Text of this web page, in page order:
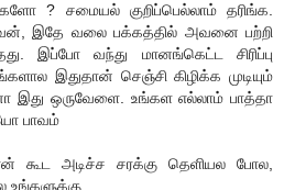
? சமையல் குறிப்பெல்லாம் தரிங்க.
இதே வலை பக்கத்தில் அவனை பற்றி
இப்போ வந்து மானங்கெட்ட சிரிப்பு
இதுதான் செஞ்சி கிழிக்க முடியும்
இது ஒருவேளை. உங்கள எல்லாம் பாத்தா
பாவம்
கூட அடிச்ச சரக்கு தெளியல போல,
உங்களுக்கு